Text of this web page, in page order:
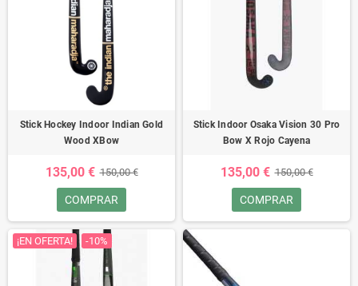
Stick Hockey Indoor Indian Gold
Wood XBow
135,00 € 150,00 €
COMPRAR
Stick Indoor Osaka Vision 30 Pro
Bow X Rojo Cayena
135,00 € 150,00 €
COMPRAR
¡EN OFERTA! -10%